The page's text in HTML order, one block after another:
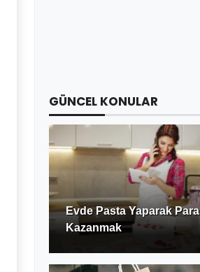
GÜNCEL KONULAR
Evde Pasta Yaparak Para
Kazanmak